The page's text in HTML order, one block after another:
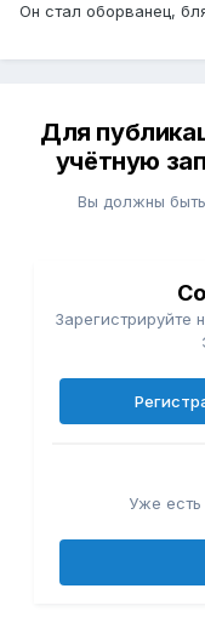
Он стал оборванец,
Для
учётную
Вы должны
Зарегистрируйте
Уже есть